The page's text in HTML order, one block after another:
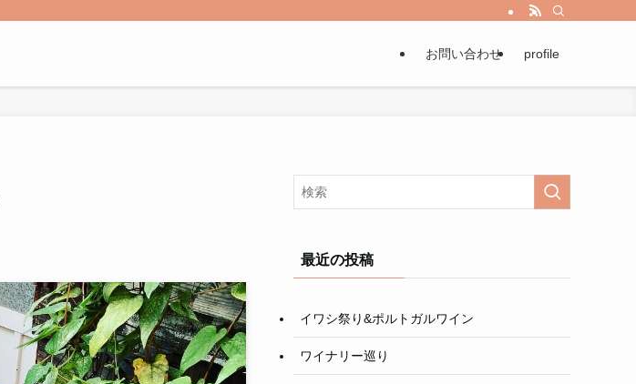
お問い合わせ profile
最近の投稿
イワシ祭り&ポルトガルワイン
ワイナリー巡り